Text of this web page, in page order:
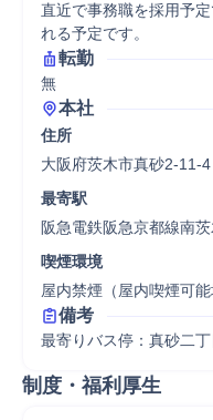
直近で事務職を採用予
れる予定です。
転勤
無
本社
住所
大阪府茨木市真砂2-11-4
最寄駅
阪急電鉄阪急京都線南
喫煙環境
屋内禁煙（屋内喫煙可能
備考
最寄りバス停：真砂二丁
制度・福利厚生